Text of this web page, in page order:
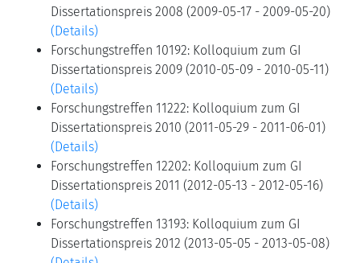
Dissertationspreis 2008 (2009-05-17 - 2009-05-20)
(Details)
Forschungstreffen 10192: Kolloquium zum GI
Dissertationspreis 2009 (2010-05-09 - 2010-05-11)
(Details)
Forschungstreffen 11222: Kolloquium zum GI
Dissertationspreis 2010 (2011-05-29 - 2011-06-01)
(Details)
Forschungstreffen 12202: Kolloquium zum GI
Dissertationspreis 2011 (2012-05-13 - 2012-05-16)
(Details)
Forschungstreffen 13193: Kolloquium zum GI
Dissertationspreis 2012 (2013-05-05 - 2013-05-08)